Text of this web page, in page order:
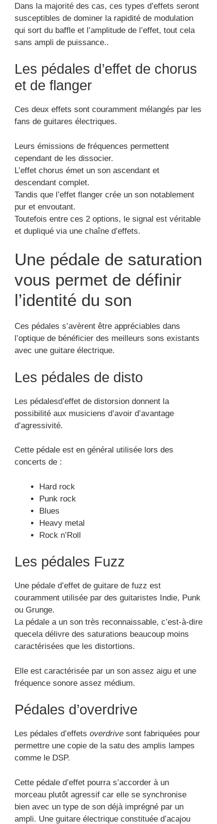
Dans la majorité des cas, ces types d’effets seront
susceptibles de dominer la rapidité de modulation
qui sort du baffle et l’amplitude de l’effet, tout cela
sans ampli de puissance..
Les pédales d’effet de chorus
et de flanger
Ces deux effets sont couramment mélangés par les
fans de guitares électriques.
Leurs émissions de fréquences permettent
cependant de les dissocier.
L’effet chorus émet un son ascendant et
descendant complet.
Tandis que l’effet flanger crée un son notablement
pur et envoutant.
Toutefois entre ces 2 options, le signal est véritable
et dupliqué via une chaîne d’effets.
Une pédale de saturation
vous permet de définir
l’identité du son
Ces pédales s’avèrent être appréciables dans
l’optique de bénéficier des meilleurs sons existants
avec une guitare électrique.
Les pédales de disto
Les pédalesd’effet de distorsion donnent la
possibilité aux musiciens d’avoir d’avantage
d’agressivité.
Cette pédale est en général utilisée lors des
concerts de :
Hard rock
Punk rock
Blues
Heavy metal
Rock n’Roll
Les pédales Fuzz
Une pédale d’effet de guitare de fuzz est
couramment utilisée par des guitaristes Indie, Punk
ou Grunge.
La pédale a un son très reconnaissable, c’est-à-dire
quecela délivre des saturations beaucoup moins
caractérisées que les distortions.
Elle est caractérisée par un son assez aigu et une
fréquence sonore assez médium.
Pédales d’overdrive
Les pédales d’effets overdrive sont fabriquées pour
permettre une copie de la satu des amplis lampes
comme le DSP.
Cette pédale d’effet pourra s’accorder à un
morceau plutôt agressif car elle se synchronise
bien avec un type de son déjà imprégné par un
ampli. Une guitare électrique constituée d’acajou